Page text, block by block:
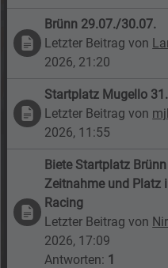
Brünn 29.07./30.07.
Letzter Beitrag von
2026, 21:20
Startplatz Mugello
Letzter Beitrag von
2026, 11:55
Biete Startplatz
Zeitnahme und Platz
Racing
Letzter Beitrag von
2026, 17:09
Antworten: 1